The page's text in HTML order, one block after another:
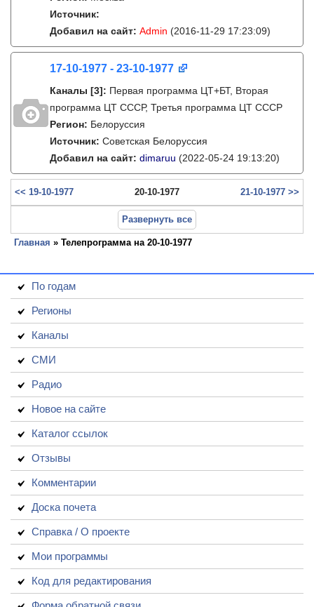
Источник:
Добавил на сайт: Admin (2016-11-29 17:23:09)
17-10-1977 - 23-10-1977
Каналы [3]: Первая программа ЦТ+БТ, Вторая
программа ЦТ ССCР, Третья программа ЦТ ССCР
Регион: Белоруссия
Источник: Советская Белоруссия
Добавил на сайт: dimaruu (2022-05-24 19:13:20)
<< 19-10-1977 20-10-1977 21-10-1977 >>
Развернуть все
Главная » Телепрограмма на 20-10-1977
По годам
Регионы
Каналы
СМИ
Радио
Новое на сайте
Каталог ссылок
Отзывы
Комментарии
Доска почета
Справка / О проекте
Мои программы
Код для редактирования